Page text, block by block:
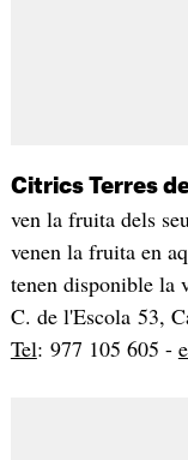
Citrics Terres
ven la fruita dels
venen la fruita en
tenen disponible la
C. de l'Escola 53,
Tel: 977 105 605 -